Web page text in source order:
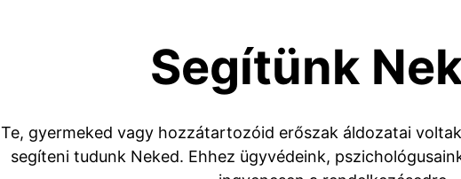
Segítünk
Te, gyermeked vagy hozzátartozóid erőszak áldozatai
segíteni tudunk Neked. Ehhez ügyvédeink,